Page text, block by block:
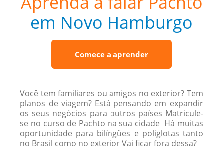
em Novo Hamburgo
Comece a aprender
Você tem familiares ou amigos no exterior? Tem
planos de viagem? Está pensando em expandir
os seus negócios para outros países Matricule-
se no curso de Pachto na sua cidade Há muitas
oportunidade para bilíngües e poliglotas tanto
no Brasil como no exterior Vai ficar fora dessa?